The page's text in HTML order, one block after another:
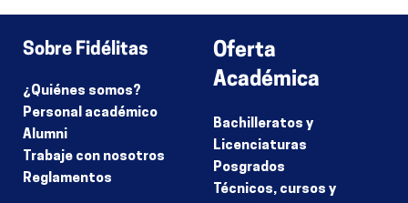
Sobre Fidélitas
¿Quiénes somos?
Personal académico
Alumni
Trabaje con nosotros
Reglamentos
Oferta
Académica
Bachilleratos y
Licenciaturas
Posgrados
Técnicos, cursos y